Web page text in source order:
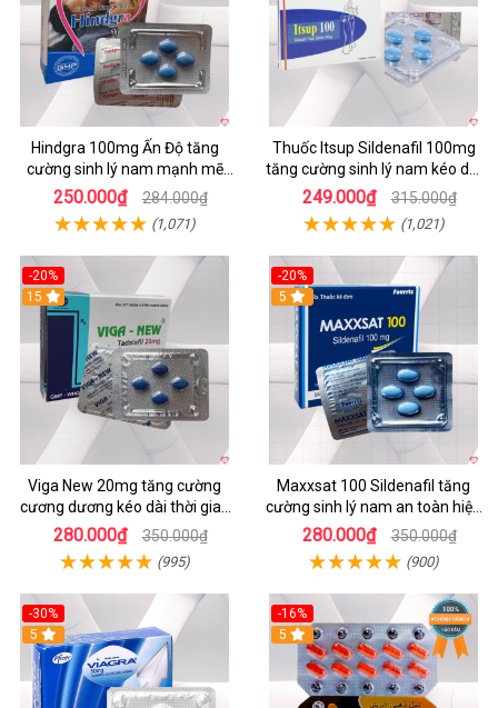
Hindgra 100mg Ấn Độ tăng
cường sinh lý nam mạnh mẽ
chống xuất tinh sớm
250.000₫ 284.000₫
(1,071)
Thuốc Itsup Sildenafil 100mg
tăng cường sinh lý nam kéo dài
thời gian chất lượng
249.000₫ 315.000₫
(1,021)
-20%
15
Viga New 20mg tăng cường
cương dương kéo dài thời gian
quan hệ hộp 4 viên
280.000₫ 350.000₫
(995)
-20%
5
Maxxsat 100 Sildenafil tăng
cường sinh lý nam an toàn hiệu
quả
280.000₫ 350.000₫
(900)
-30%
5
-16%
5